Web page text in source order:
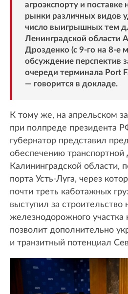
агроэкспорту и поставке
рынки различных видов
число выигрышных тем
Ленинградской области
Дрозденко (с 9-го на 8-е
обсуждение перспектив
очереди терминала Port
— говорится в докладе.
К тому же, на апрельском
при полпреде президента
губернатор представил
обеспечению транспортной
Калининградской области,
порта Усть-Луга, через
почти треть каботажных
выступил за строительство
железнодорожного участка
позволит дополнительно
и транзитный потенциал